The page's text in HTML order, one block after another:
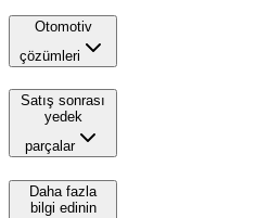
Otomotiv
çözümleri
Satış sonrası
yedek
parçalar
Daha fazla
bilgi edinin